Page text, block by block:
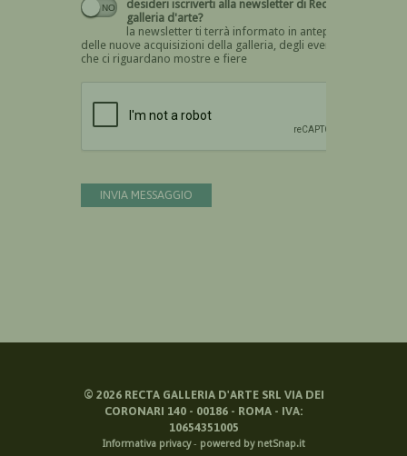
desideri iscriverti alla newsletter di Recta
galleria d'arte?
la newsletter ti terrà informato in anteprima
delle nuove acquisizioni della galleria, degli eventi
che ci riguardano mostre e fiere
INVIA MESSAGGIO
© 2026RECTA GALLERIA D'ARTE SRL VIA DEI
CORONARI 140 - 00186 - ROMA - IVA:
10654351005
Informativa privacy- powered by netSnap.it